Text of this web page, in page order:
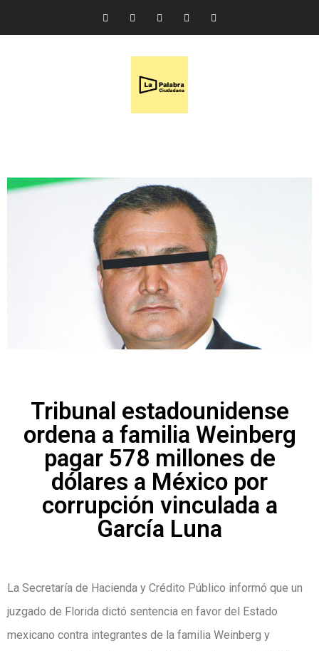
Tribunal estadounidense
ordena a familia Weinberg
pagar 578 millones de
dólares a México por
corrupción vinculada a
García Luna
La Secretaría de Hacienda y Crédito Público informó que un
juzgado de Florida dictó sentencia en favor del Estado
mexicano contra integrantes de la familia Weinberg y